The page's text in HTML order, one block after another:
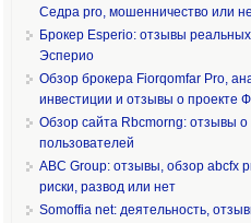
Седра pro, мошенничество или
Брокер Esperio: отзывы
Эсперио
Обзор брокера Fiorqomfar Pro,
инвестиции и отзывы о проекте
Обзор сайта Rbcmorng: отзывы
пользователей
ABC Group: отзывы, обзор abcfx
риски, развод или нет
Somoffia net: деятельность,